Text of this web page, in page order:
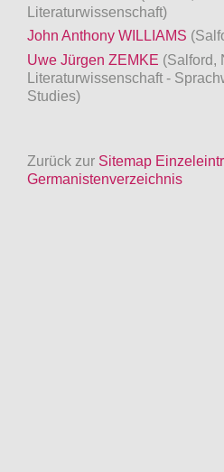
Literaturwissenschaft)
John Anthony WILLIAMS
Uwe Jürgen ZEMKE (Salford,
Literaturwissenschaft -
Studies)
Zurück zur Sitemap
Germanistenverzeichnis